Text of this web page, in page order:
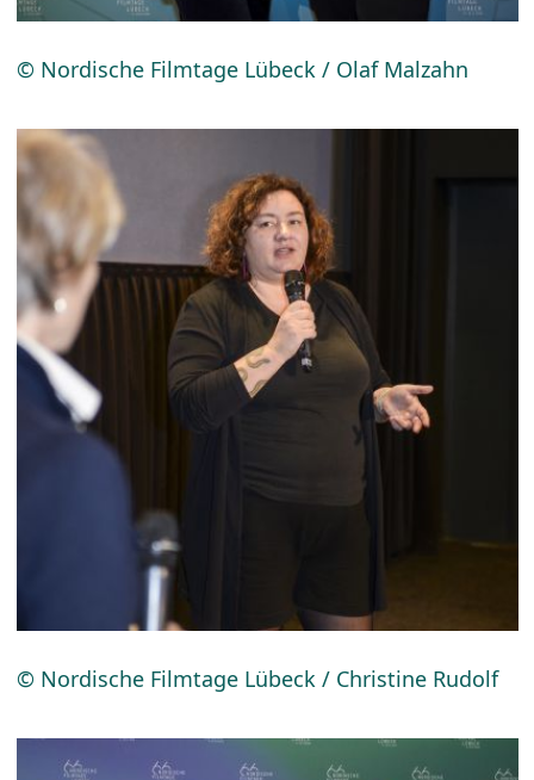
© Nordische Filmtage Lübeck / Olaf Malzahn
© Nordische Filmtage Lübeck / Christine Rudolf